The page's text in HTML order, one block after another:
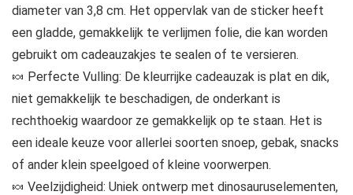
diameter van 3,8 cm. Het oppervlak van de sticker heeft
een gladde, gemakkelijk te verlijmen folie, die kan worden
gebruikt om cadeauzakjes te sealen of te versieren.
🍬 Perfecte Vulling: De kleurrijke cadeauzak is plat en dik,
niet gemakkelijk te beschadigen, de onderkant is
rechthoekig waardoor ze gemakkelijk op te staan. Het is
een ideale keuze voor allerlei soorten snoep, gebak, snacks
of ander klein speelgoed of kleine voorwerpen.
🍬 Veelzijdigheid: Uniek ontwerp met dinosauruselementen,